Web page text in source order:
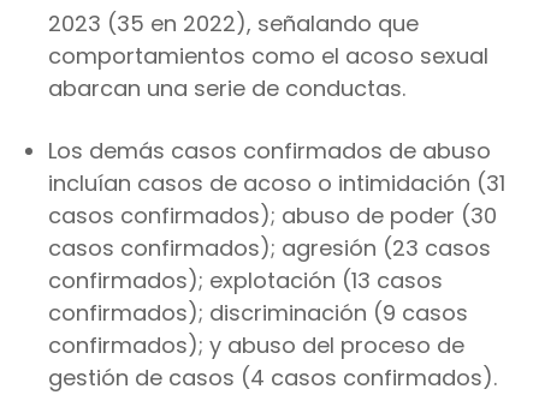
2023 (35 en 2022), señalando que
comportamientos como el acoso sexual
abarcan una serie de conductas.
Los demás casos confirmados de abuso
incluían casos de acoso o intimidación (31
casos confirmados); abuso de poder (30
casos confirmados); agresión (23 casos
confirmados); explotación (13 casos
confirmados); discriminación (9 casos
confirmados); y abuso del proceso de
gestión de casos (4 casos confirmados).